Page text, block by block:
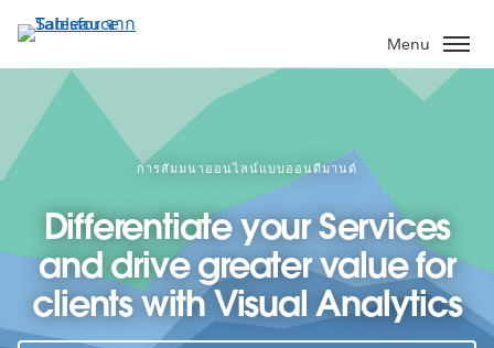
ไป
ที่
Menu
การสัมมนาออนไลน์แบบออนดีมานด์
Differentiate your Services
and drive greater value for
clients with Visual Analytics